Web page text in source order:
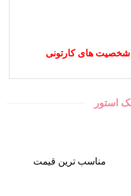
های کارتونی
استور
مناسب ترین قیمت